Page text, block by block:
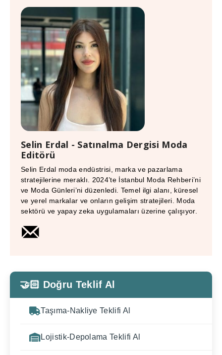
Selin Erdal - Satınalma Dergisi Moda
Editörü
Selin Erdal moda endüstrisi, marka ve pazarlama
stratejilerine meraklı. 2024’te İstanbul Moda Rehberi’ni
ve Moda Günleri’ni düzenledi. Temel ilgi alanı, küresel
ve yerel markalar ve onların gelişim stratejileri. Moda
sektörü ve yapay zeka uygulamaları üzerine çalışıyor.
🤝🏻 Doğru Teklif Al
Taşıma-Nakliye Teklifi Al
Lojistik-Depolama Teklifi Al